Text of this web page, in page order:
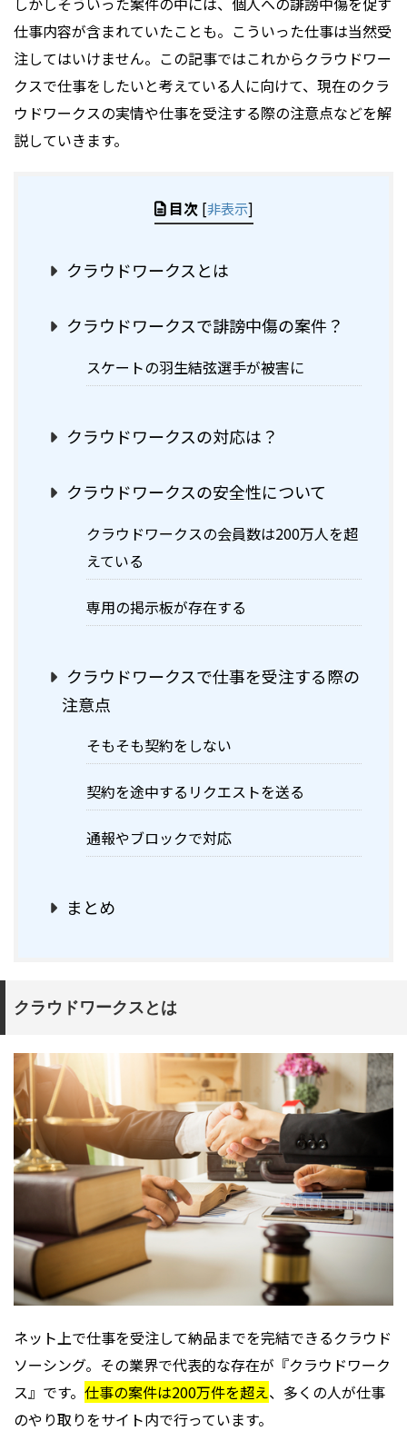
仕事内容が含まれていたことも。こういった仕事は当然受
注してはいけません。この記事ではこれからクラウドワー
クスで仕事をしたいと考えている人に向けて、現在のクラ
ウドワークスの実情や仕事を受注する際の注意点などを解
説していきます。
目次 [非表示]
クラウドワークスとは
クラウドワークスで誹謗中傷の案件？
スケートの羽生結弦選手が被害に
クラウドワークスの対応は？
クラウドワークスの安全性について
クラウドワークスの会員数は200万人を超
えている
専用の掲示板が存在する
クラウドワークスで仕事を受注する際の
注意点
そもそも契約をしない
契約を途中するリクエストを送る
通報やブロックで対応
まとめ
クラウドワークスとは
ネット上で仕事を受注して納品までを完結できるクラウド
ソーシング。その業界で代表的な存在が『クラウドワーク
ス』です。 仕事の案件は200万件を超え、多くの人が仕事
のやり取りをサイト内で行っています。